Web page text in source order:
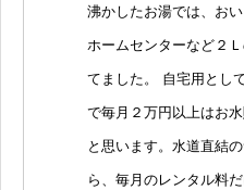
沸かしたお湯では、お
ホームセンターなど２
てました。 自宅用とし
で毎月２万円以上はお
と思います。水道直結
ら、毎月のレンタル料